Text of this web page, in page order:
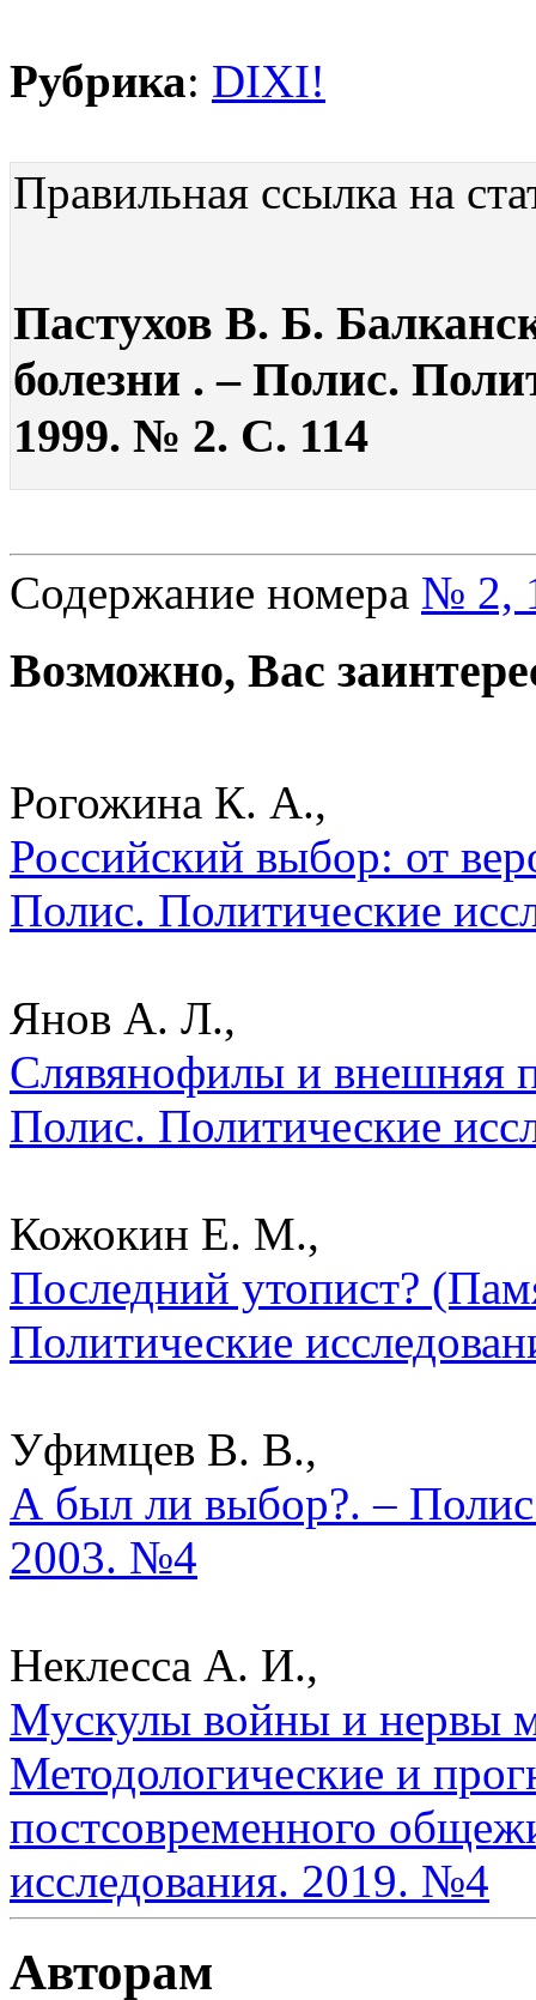
Рубрика: DIXI!
Правильная ссылка на
Пастухов В. Б.
болезни . – Полис.
1999. № 2. С. 114
Содержание номера № 2,
Возможно, Вас
Рогожина К. А.,
Российский выбор: от
Полис. Политические
Янов А. Л.,
Слявянофилы и внешняя
Полис. Политические
Кожокин Е. М.,
Последний утопист?
Политические
Уфимцев В. В.,
А был ли выбор?. –
2003. №4
Неклесса А. И.,
Мускулы войны и нервы
Методологические и
постсовременного
исследования. 2019. №4
Авторам